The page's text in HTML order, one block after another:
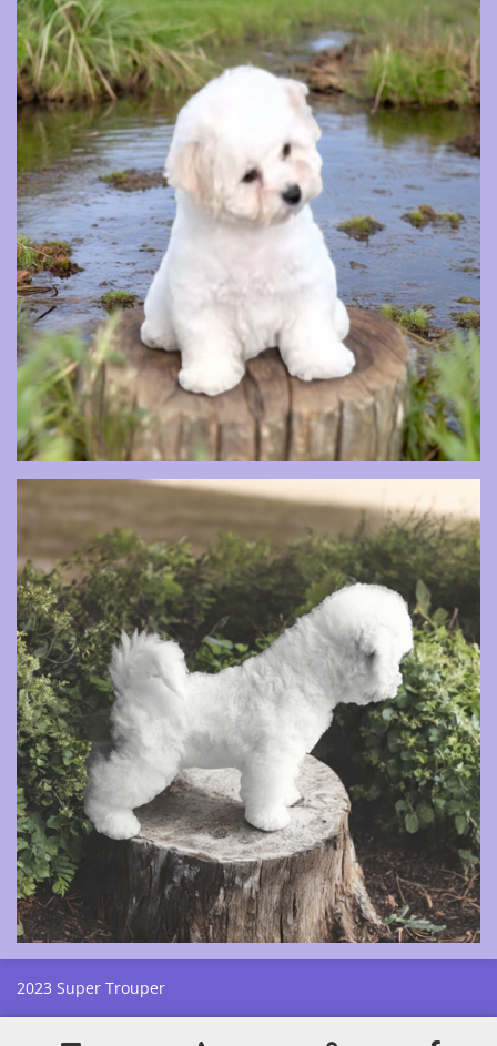
2023 Super Trouper